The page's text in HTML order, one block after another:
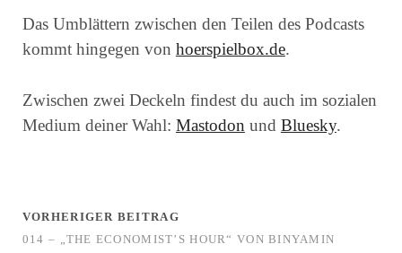
Das Umblättern zwischen den Teilen des Podcasts
kommt hingegen von hoerspielbox.de.
Zwischen zwei Deckeln findest du auch im sozialen
Medium deiner Wahl: Mastodon und Bluesky.
VORHERIGER BEITRAG
014 – „THE ECONOMIST’S HOUR“ VON BINYAMIN